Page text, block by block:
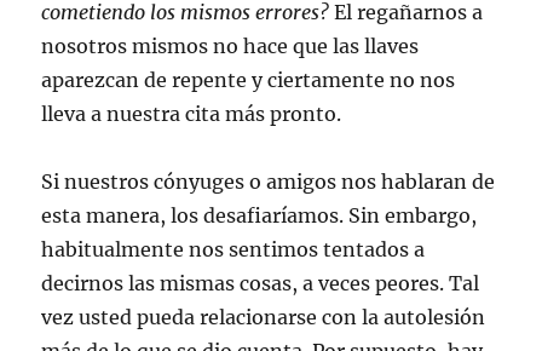
cometiendo los mismos errores?El regañarnos a
nosotros mismos no hace que las llaves
aparezcan de repente y ciertamente no nos
lleva a nuestra cita más pronto.
Si nuestros cónyuges o amigos nos hablaran de
esta manera, los desafiaríamos. Sin embargo,
habitualmente nos sentimos tentados a
decirnos las mismas cosas, a veces peores. Tal
vez usted pueda relacionarse con la autolesión